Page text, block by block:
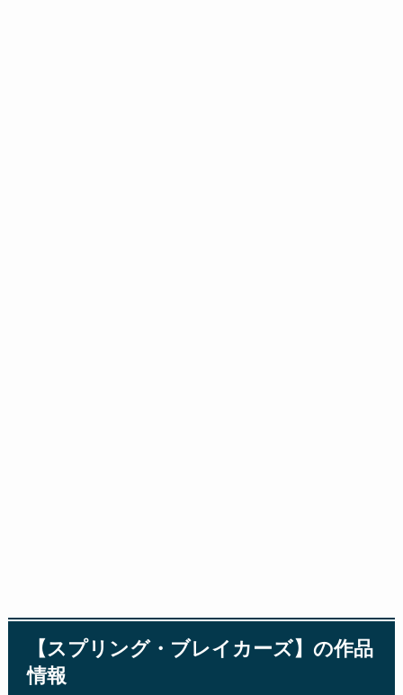
【スプリング・ブレイカーズ】の作品
情報